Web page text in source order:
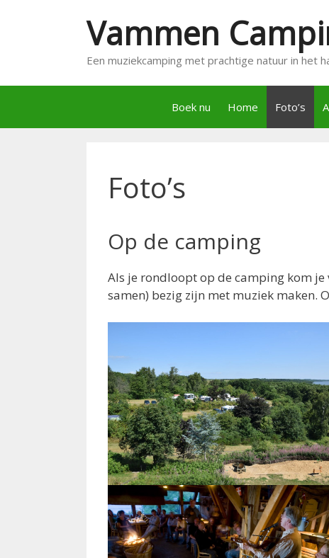
Vammen
Een muziekcamping met prachtige natuur in het
Boek nu Home Foto’s
Foto’s
Op de camping
Als je rondloopt op de camping kom
samen) bezig zijn met muziek maken.